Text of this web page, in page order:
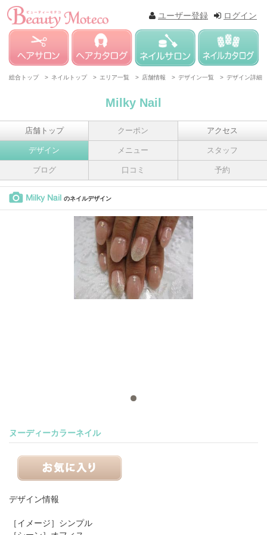
ログイン
ユーザー登録
総合トップ > ネイルトップ > エリア一覧 > 店舗情報 > デザイン一覧 > デザイン詳細
Milky Nail
店舗トップ クーポン アクセス
デザイン メニュー スタッフ
ブログ 口コミ 予約
Milky Nail のネイルデザイン
ヌーディーカラーネイル
デザイン情報
［イメージ］ シンプル